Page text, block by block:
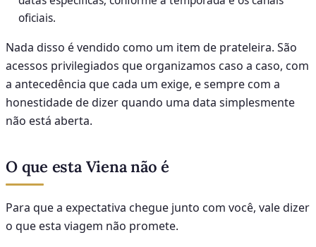
oficiais.
Nada disso é vendido como um item de prateleira. São
acessos privilegiados que organizamos caso a caso, com
a antecedência que cada um exige, e sempre com a
honestidade de dizer quando uma data simplesmente
não está aberta.
O que esta Viena não é
Para que a expectativa chegue junto com você, vale dizer
o que esta viagem não promete.